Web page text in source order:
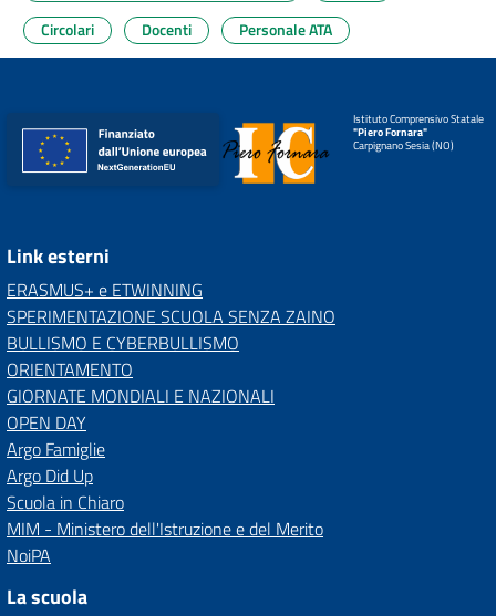
Circolari
Docenti Personale ATA
Istituto Comprensivo Statale
"Piero Fornara"
Carpignano Sesia (NO)
Link esterni
ERASMUS+ e ETWINNING
SPERIMENTAZIONE SCUOLA SENZA ZAINO
BULLISMO E CYBERBULLISMO
ORIENTAMENTO
GIORNATE MONDIALI E NAZIONALI
OPEN DAY
Argo Famiglie
Argo Did Up
Scuola in Chiaro
MIM - Ministero dell'Istruzione e del Merito
NoiPA
La scuola